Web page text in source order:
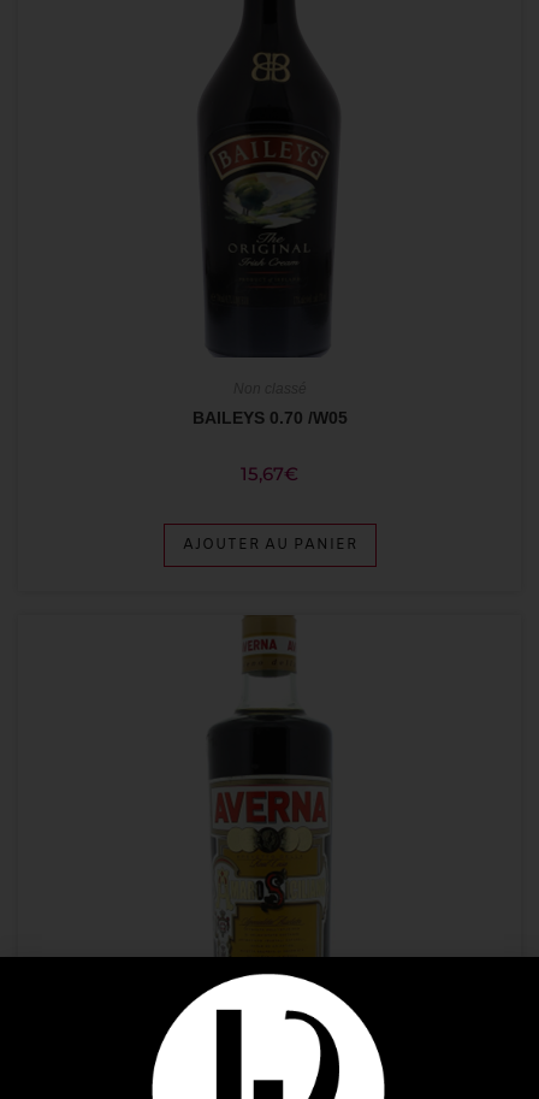
BAILEYS 0.70 /W05
15,67€
AJOUTER AU PANIER